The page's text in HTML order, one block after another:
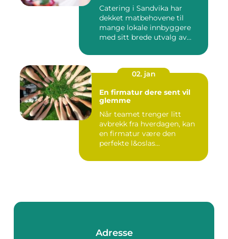
Catering i Sandvika har
dekket matbehovene til
mange lokale innbyggere
med sitt brede utvalg av
02. jan
En firmatur dere sent vil
glemme
Når teamet trenger litt
avbrekk fra hverdagen, kan
en firmatur være den
perfekte l&oslas...
Adresse